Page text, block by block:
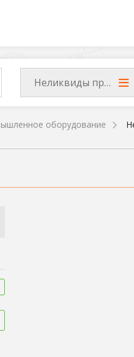
Неликвиды
оборудование